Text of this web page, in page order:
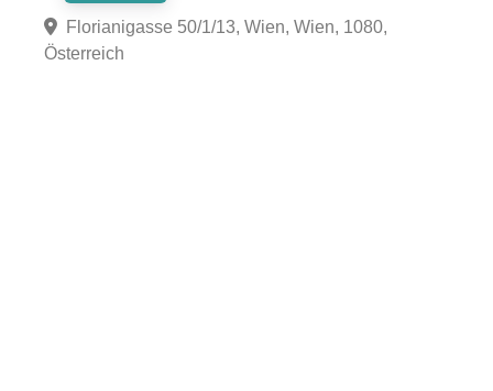
Florianigasse 50/1/13, Wien, Wien, 1080,
Österreich